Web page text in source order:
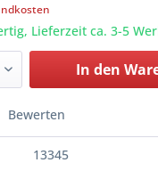
Lieferzeit ca. 3-5
In den
Bewerten
13345